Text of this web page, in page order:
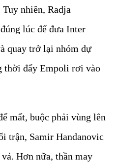
nhiên, Radja
lúc để đưa Inter
quay trở lại nhóm dự
thời đẩy Empoli rơi vào
mất, buộc phải vùng lên
trận, Samir Handanovic
Hơn nữa, thần may